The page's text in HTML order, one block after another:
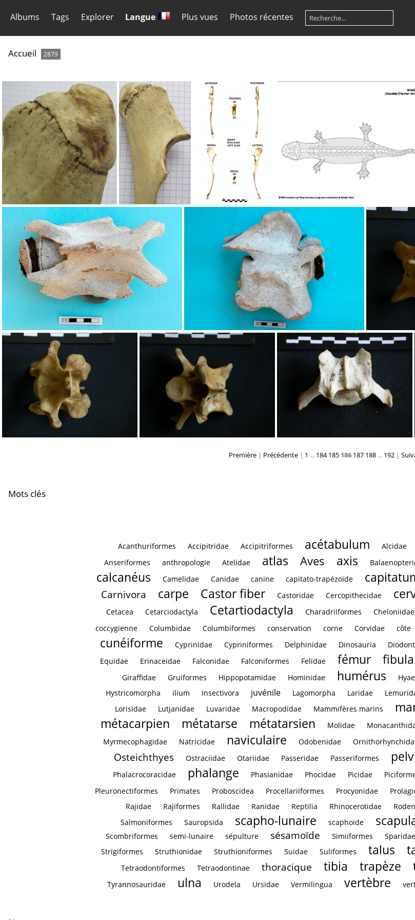
Albums Tags Explorer Langue Plus vues Photos récentes
Accueil 2879
Ulna G prox lat2 Ulna G prox med Ulna gauche Urodèle
Vertèbre cervicale : vue dorsale Vertèbre cervicale : vue latérale droite
Première | Précédente | 1 ... 184 185 186 187 188 ... 192 |
Mots clés
Acanthuriformes Accipitridae Accipitriformes acétabulum Alcidae
Anseriformes
anthropologie Atelidae atlas Aves axis
calcanéus Camelidae Canidae canine capitato-trapézoïde
Carnivora carpe Castor fiber Castoridae Cercopithecidae
Cetacea Cetarciodactyla Cetartiodactyla Charadriiformes Cheloniidae
coccygienne
Columbidae Columbiformes conservation corne Corvidae côte
cunéiforme
Cyprinidae Cypriniformes Delphinidae Dinosauria
Equidae
Erinaceidae Falconidae Falconiformes Felidae fémur fibula
Giraffidae
Gruiformes Hippopotamidae Hominidae humérus
Hystricomorpha
ilium Insectivora juvénile Lagomorpha Laridae
Lorisidae Lutjanidae Luvaridae Macropodidae Mammifères marins
métacarpien
métatarse métatarsien Molidae
Myrmecophagidae
Natricidae naviculaire Odobenidae
Osteichthyes Ostraciidae Otariidae Passeridae Passeriformes
Phalacrocoracidae
phalange Phasianidae Phocidae Picidae
Pleuronectiformes
Primates Proboscidea Procellariiformes Procyonidae
Rajidae Rajiformes Rallidae Ranidae Reptilia Rhinocerotidae
Salmoniformes
Sauropsida scapho-lunaire scaphoïde
Scombriformes
semi-lunaire sépulture sésamoïde Simiiformes Sparidae
Strigiformes
Struthionidae Struthioniformes Suidae Suliformes talus
Tetraodontiformes
Tetraodontinae thoracique tibia trapèze
Tyrannosauridae
ulna Urodela Ursidae Vermilingua vertèbre